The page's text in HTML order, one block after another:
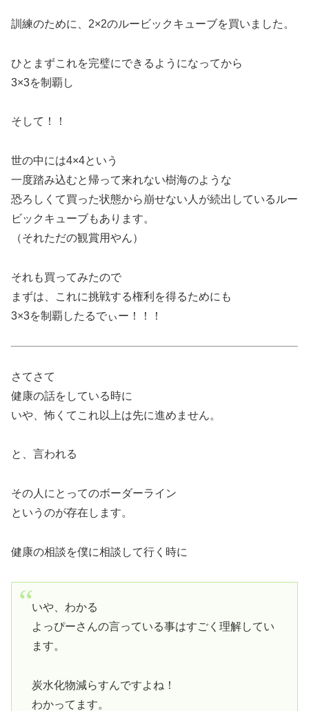
訓練のために、2×2のルービックキューブを買いました。
ひとまずこれを完璧にできるようになってから
3×3を制覇し
そして！！
世の中には4×4という
一度踏み込むと帰って来れない樹海のような
恐ろしくて買った状態から崩せない人が続出しているルー
ビックキューブもあります。
（それただの観賞用やん）
それも買ってみたので
まずは、これに挑戦する権利を得るためにも
3×3を制覇したるでぃー！！！
さてさて
健康の話をしている時に
いや、怖くてこれ以上は先に進めません。
と、言われる
その人にとってのボーダーライン
というのが存在します。
健康の相談を僕に相談して行く時に
いや、わかる
よっぴーさんの言っている事はすごく理解してい
ます。
炭水化物減らすんですよね！
わかってます。